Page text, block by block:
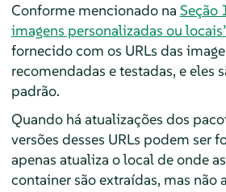
Conforme mencionado na Seção
imagens personalizadas ou locais”
fornecido com os URLs das
recomendadas e testadas, e eles
padrão.
Quando há atualizações dos
versões desses URLs podem ser
apenas atualiza o local de onde
container são extraídas, mas não